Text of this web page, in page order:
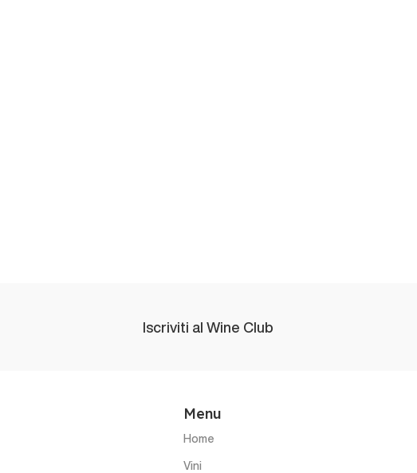
Iscriviti al Wine Club
Menu
Home
Vini